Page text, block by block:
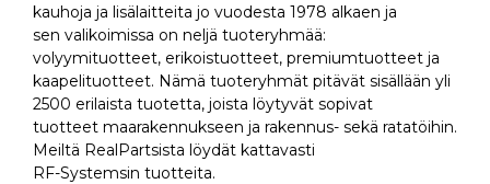
kauhoja ja lisälaitteita jo vuodesta 1978 alkaen ja
sen valikoimissa on neljä tuoteryhmää:
volyymituotteet, erikoistuotteet, premiumtuotteet ja
kaapelituotteet. Nämä tuoteryhmät pitävät sisällään yli
2500 erilaista tuotetta, joista löytyvät sopivat
tuotteet maarakennukseen ja rakennus- sekä ratatöihin.
Meiltä RealPartsista löydät kattavasti
RF-Systemsin tuotteita.